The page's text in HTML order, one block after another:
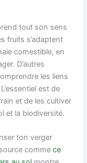
tout son sens
fruits s’adaptent
comestible, en
D’autres
les liens
est de
et de les cultiver
et la biodiversité.
ton verger
commece